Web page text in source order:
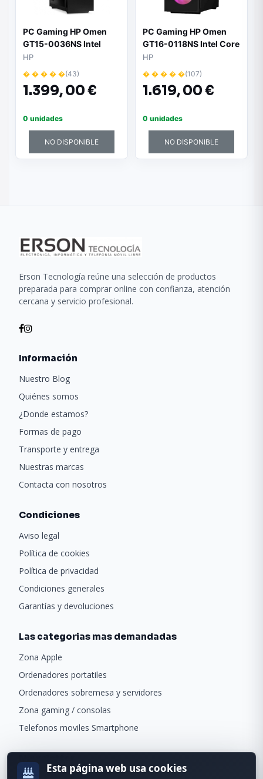
PC Gaming HP Omen
GT15-0036NS Intel
Core i5-12400F/ 16GB/
512GB SSD + 1TB/
GeForce RTX 3060 Ti/
Sin Sistema Operativo
HP
� � � � �(43)
1.399,00 €
0 unidades
NO DISPONIBLE
PC Gaming HP Omen
GT16-0118NS Intel Core
5-225F/ 32GB/ 1TB SSD/
GeForce RTX 5060/ Sin
Sistema Operativo
HP
� � � � �(107)
1.619,00 €
0 unidades
NO DISPONIBLE
Erson Tecnología reúne una selección de productos
preparada para comprar online con confianza, atención
cercana y servicio profesional.
Información
Nuestro Blog
Quiénes somos
¿Donde estamos?
Formas de pago
Transporte y entrega
Nuestras marcas
Contacta con nosotros
Condiciones
Aviso legal
Política de cookies
Política de privacidad
Condiciones generales
Garantías y devoluciones
Las categorias mas demandadas
Zona Apple
Ordenadores portatiles
Ordenadores sobremesa y servidores
Zona gaming / consolas
Telefonos moviles Smartphone
Esta página web usa cookies